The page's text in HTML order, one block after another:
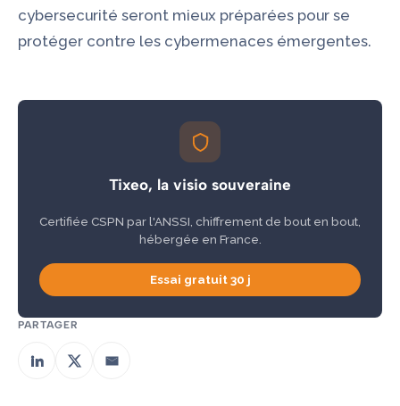
cybersecurité seront mieux préparées pour se
protéger contre les cybermenaces émergentes.
Tixeo, la visio souveraine
Certifiée CSPN par l'ANSSI, chiffrement de bout en bout,
hébergée en France.
Essai gratuit 30 j
PARTAGER